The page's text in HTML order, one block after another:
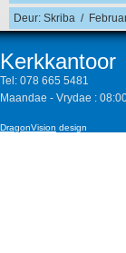
Deur: Skriba /
Kerkkantoor
Tel: 078 665 5481
Maandae - Vrydae :
DragonVision design